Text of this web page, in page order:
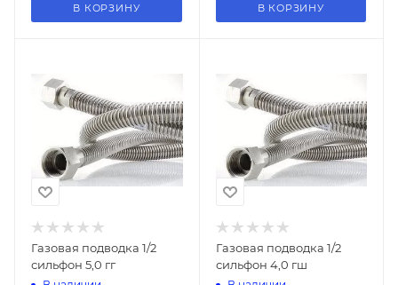
В КОРЗИНУ В КОРЗИНУ
Газовая подводка 1/2
сильфон 5,0 гг
Газовая подводка 1/2
сильфон 4,0 гш